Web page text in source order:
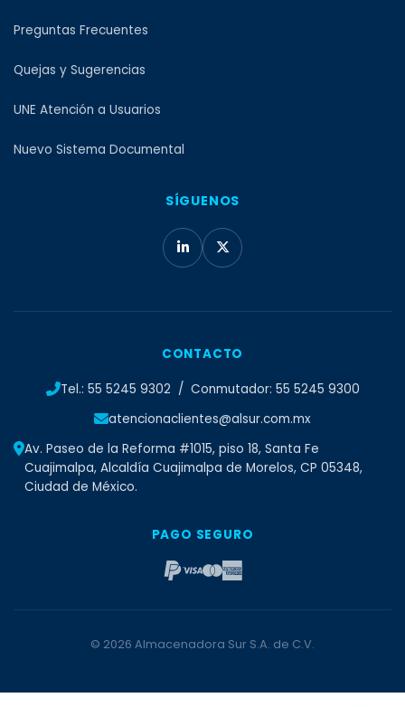
Preguntas Frecuentes
Quejas y Sugerencias
UNE Atención a Usuarios
Nuevo Sistema Documental
SÍGUENOS
CONTACTO
Tel.: 55 5245 9302 / Conmutador: 55 5245 9300
atencionaclientes@alsur.com.mx
Av. Paseo de la Reforma #1015, piso 18, Santa Fe
Cuajimalpa, Alcaldía Cuajimalpa de Morelos, CP 05348,
Ciudad de México.
PAGO SEGURO
© 2026 Almacenadora Sur S.A. de C.V.